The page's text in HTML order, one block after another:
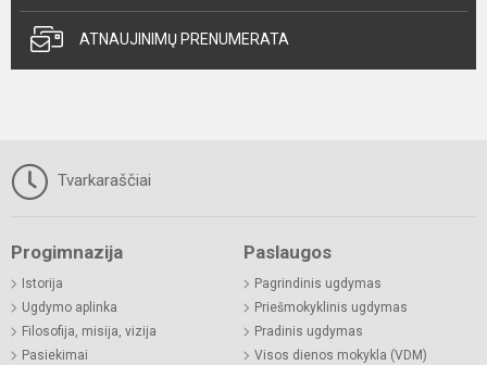
ATNAUJINIMŲ PRENUMERATA
Tvarkaraščiai
Progimnazija
Istorija
Ugdymo aplinka
Filosofija, misija, vizija
Pasiekimai
Paslaugos
Pagrindinis ugdymas
Priešmokyklinis ugdymas
Pradinis ugdymas
Visos dienos mokykla (VDM)